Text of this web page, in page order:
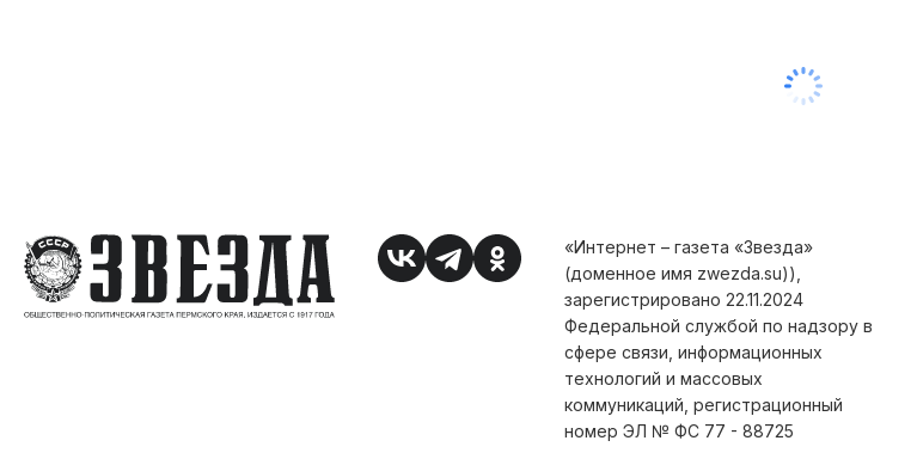
«Интернет – газета «Звезда»
(доменное имя zwezda.su)),
зарегистрировано 22.11.2024
Федеральной службой по надзору в
сфере связи, информационных
технологий и массовых
коммуникаций, регистрационный
номер ЭЛ № ФС 77 - 88725